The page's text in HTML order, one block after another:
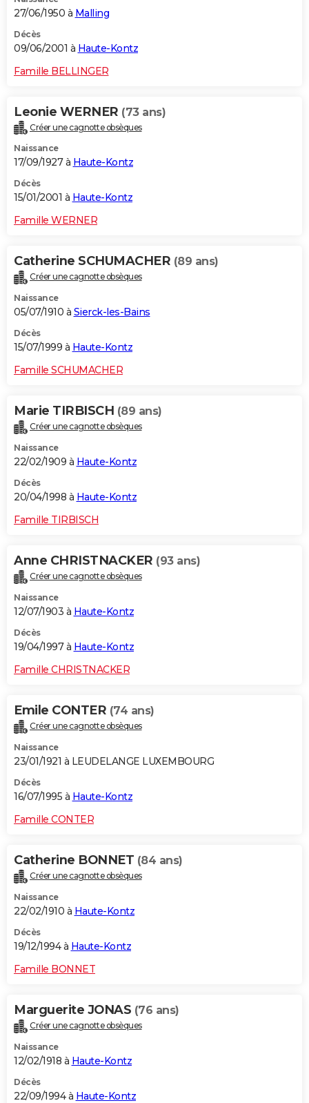
27/06/1950 à Malling
Décès
09/06/2001 à Haute-Kontz
Famille BELLINGER
Leonie WERNER (73 ans)
Créer une cagnotte obsèques
Naissance
17/09/1927 à Haute-Kontz
Décès
15/01/2001 à Haute-Kontz
Famille WERNER
Catherine SCHUMACHER (89 ans)
Créer une cagnotte obsèques
Naissance
05/07/1910 à Sierck-les-Bains
Décès
15/07/1999 à Haute-Kontz
Famille SCHUMACHER
Marie TIRBISCH (89 ans)
Créer une cagnotte obsèques
Naissance
22/02/1909 à Haute-Kontz
Décès
20/04/1998 à Haute-Kontz
Famille TIRBISCH
Anne CHRISTNACKER (93 ans)
Créer une cagnotte obsèques
Naissance
12/07/1903 à Haute-Kontz
Décès
19/04/1997 à Haute-Kontz
Famille CHRISTNACKER
Emile CONTER (74 ans)
Créer une cagnotte obsèques
Naissance
23/01/1921 à LEUDELANGE LUXEMBOURG
Décès
16/07/1995 à Haute-Kontz
Famille CONTER
Catherine BONNET (84 ans)
Créer une cagnotte obsèques
Naissance
22/02/1910 à Haute-Kontz
Décès
19/12/1994 à Haute-Kontz
Famille BONNET
Marguerite JONAS (76 ans)
Créer une cagnotte obsèques
Naissance
12/02/1918 à Haute-Kontz
Décès
22/09/1994 à Haute-Kontz